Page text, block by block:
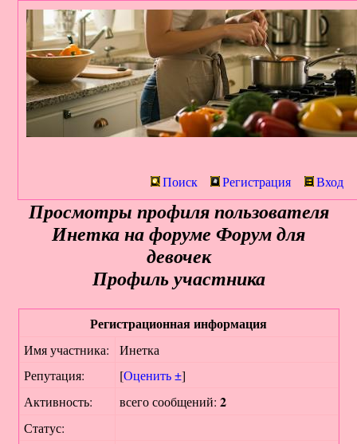
Поиск Регистрация Вход
Просмотры профиля пользователя
Инетка на форуме Форум для
девочек
Профиль участника
Регистрационная информация
Имя участника:
Инетка
Репутация:
[Оценить ±]
Активность:
всего сообщений: 2
Статус: